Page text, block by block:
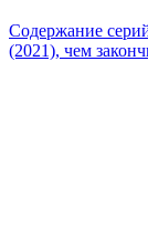
Содержание
(2021), чем